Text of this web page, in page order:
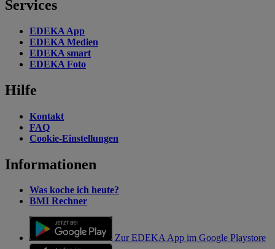
Services
EDEKA App
EDEKA Medien
EDEKA smart
EDEKA Foto
Hilfe
Kontakt
FAQ
Cookie-Einstellungen
Informationen
Was koche ich heute?
BMI Rechner
Zur EDEKA App im Google Playstore